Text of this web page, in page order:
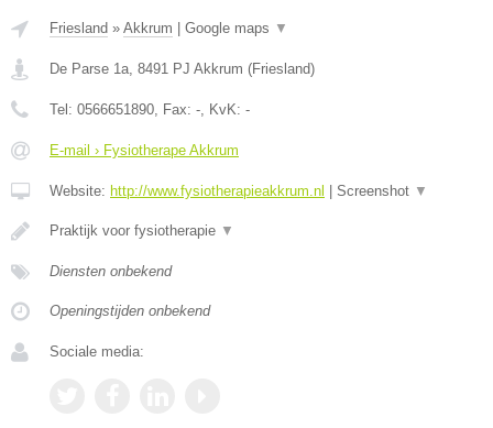
Friesland » Akkrum | Google maps ▼
De Parse 1a 8491 PJ Akkrum (Friesland)
Tel: 0566651890 , Fax: - , KvK: -
E-mail › Fysiotherape Akkrum
Website: http://www.fysiotherapieakkrum.nl | Screenshot ▼
Praktijk voor fysiotherapie ▼
Diensten onbekend
Openingstijden onbekend
Sociale media: